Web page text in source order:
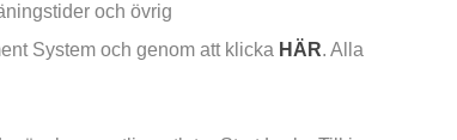
och övrig
System och genom att klicka HÄR. Alla